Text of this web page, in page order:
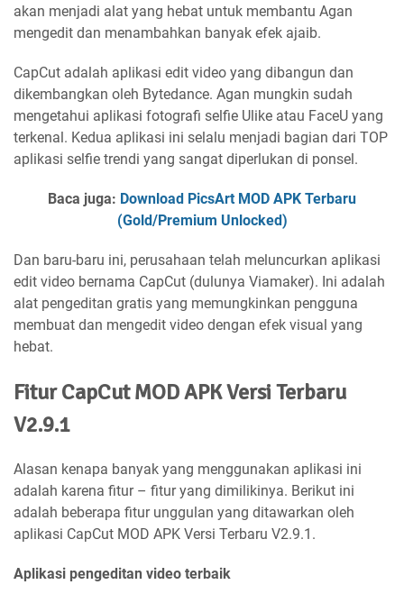
akan menjadi alat yang hebat untuk membantu Agan
mengedit dan menambahkan banyak efek ajaib.
CapCut adalah aplikasi edit video yang dibangun dan
dikembangkan oleh Bytedance. Agan mungkin sudah
mengetahui aplikasi fotografi selfie Ulike atau FaceU yang
terkenal. Kedua aplikasi ini selalu menjadi bagian dari TOP
aplikasi selfie trendi yang sangat diperlukan di ponsel.
Baca juga: Download PicsArt MOD APK Terbaru
(Gold/Premium Unlocked)
Dan baru-baru ini, perusahaan telah meluncurkan aplikasi
edit video bernama CapCut (dulunya Viamaker). Ini adalah
alat pengeditan gratis yang memungkinkan pengguna
membuat dan mengedit video dengan efek visual yang
hebat.
Fitur CapCut MOD APK Versi Terbaru
V2.9.1
Alasan kenapa banyak yang menggunakan aplikasi ini
adalah karena fitur – fitur yang dimilikinya. Berikut ini
adalah beberapa fitur unggulan yang ditawarkan oleh
aplikasi CapCut MOD APK Versi Terbaru V2.9.1.
Aplikasi pengeditan video terbaik